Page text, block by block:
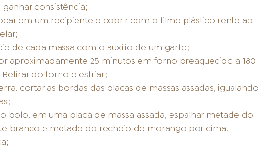
consistência;
em um recipiente e cobrir com o filme plástico rente ao
de cada massa com o auxílio de um garfo;
aproximadamente 25 minutos em forno preaquecido a 180
Retirar do forno e esfriar;
cortar as bordas das placas de massas assadas, igualando
bolo, em uma placa de massa assada, espalhar metade do
branco e metade do recheio de morango por cima.